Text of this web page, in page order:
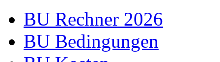
BU Rechner 2026
BU Bedingungen